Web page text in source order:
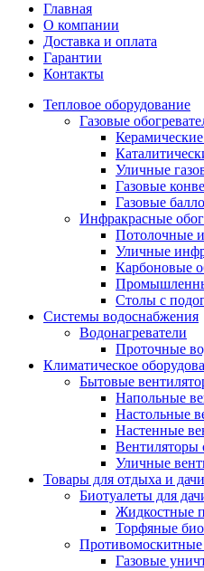
Главная
О компании
Доставка и оплата
Гарантии
Контакты
Тепловое оборудование
Газовые
Уличные
Газовые
Газовые
Инфракрасные
Потолочные
Уличные
Карбоновые
Столы с
Системы водоснабжения
Водонагреватели
Проточные
Климатическое
Бытовые
Напольные
Настольные
Настенные
Вентиляторы
Уличные
Товары для отдыха и дачи
Биотуалеты для
Жидкостные
Торфяные
Противомоскитные
Газовые